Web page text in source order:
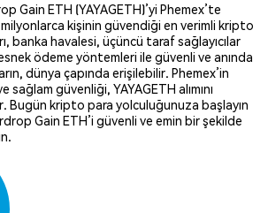
Gain ETH (YAYAGETH)’yi Phemex’te
kişinin güvendiği en verimli kripto
banka havalesi, üçüncü taraf sağlayıcılar
ödeme yöntemleri ile güvenli ve anında
dünya çapında erişilebilir. Phemex’in
güvenliği, YAYAGETH alımını
Bugün kripto para yolculuğunuza başlayın
Gain ETH’i güvenli ve emin bir şekilde